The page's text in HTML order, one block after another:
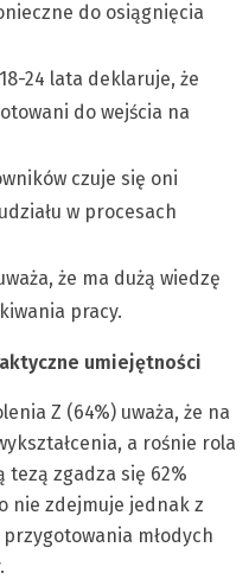
do osiągnięcia
24 lata deklaruje, że
do wejścia na
czuje się oni
w procesach
że ma dużą wiedzę
pracy.
umiejętności
Z (64%) uważa, że na
a rośnie rola
zgadza się 62%
nie zdejmuje jednak z
młodych